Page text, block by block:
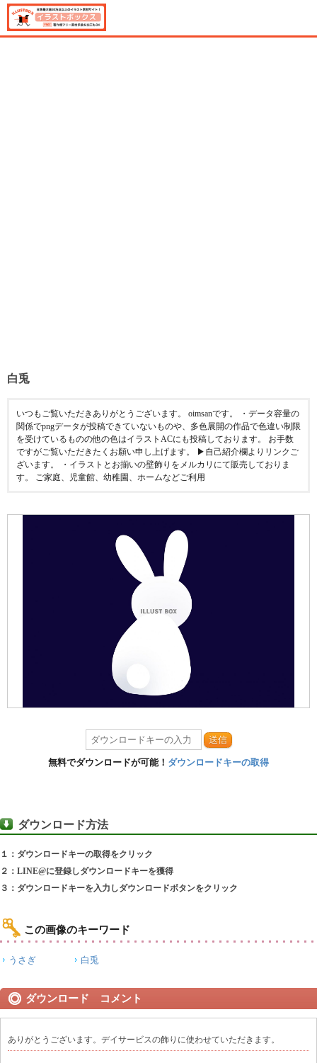
白兎
いつもご覧いただきありがとうございます。 oimsanです。 ・データ容量の
関係でpngデータが投稿できていないものや、多色展開の作品で色違い制限
を受けているものの他の色はイラストACにも投稿しております。 お手数
ですがご覧いただきたくお願い申し上げます。 ▶︎自己紹介欄よりリンクご
ざいます。 ・イラストとお揃いの壁飾りをメルカリにて販売しておりま
す。 ご家庭、児童館、幼稚園、ホームなどご利用
送信
無料でダウンロードが可能！ ダウンロードキーの取得
ダウンロード方法
１：ダウンロードキーの取得をクリック
２：LINE@に登録しダウンロードキーを獲得
３：ダウンロードキーを入力しダウンロードボタンをクリック
この画像のキーワード
うさぎ 白兎
ダウンロード コメント
ありがとうございます。デイサービスの飾りに使わせていただきます。